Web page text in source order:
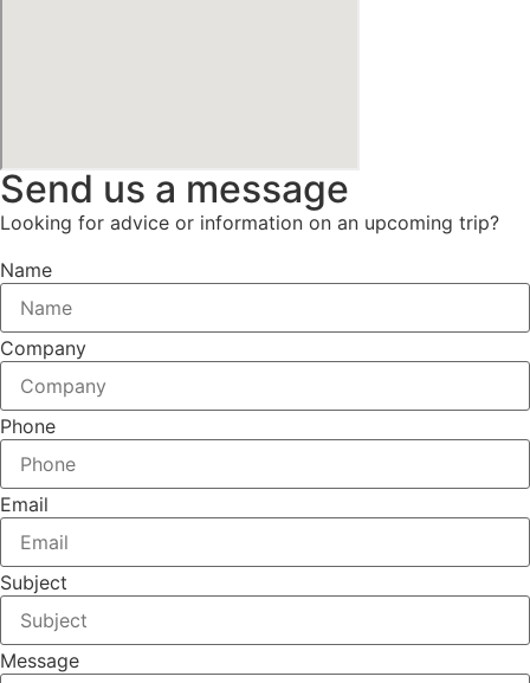
Send us a message
Looking for advice or information on an upcoming trip?
Name
Company
Phone
Email
Subject
Message